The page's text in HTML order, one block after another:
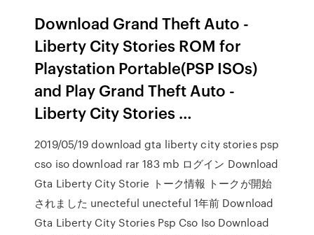
Download Grand Theft Auto -
Liberty City Stories ROM for
Playstation Portable(PSP ISOs)
and Play Grand Theft Auto -
Liberty City Stories …
2019/05/19 download gta liberty city stories psp
cso iso download rar 183 mb ログイン Download
Gta Liberty City Storie トーク情報 トークが開始
されました unecteful unecteful 1年前 Download
Gta Liberty City Stories Psp Cso Iso Download